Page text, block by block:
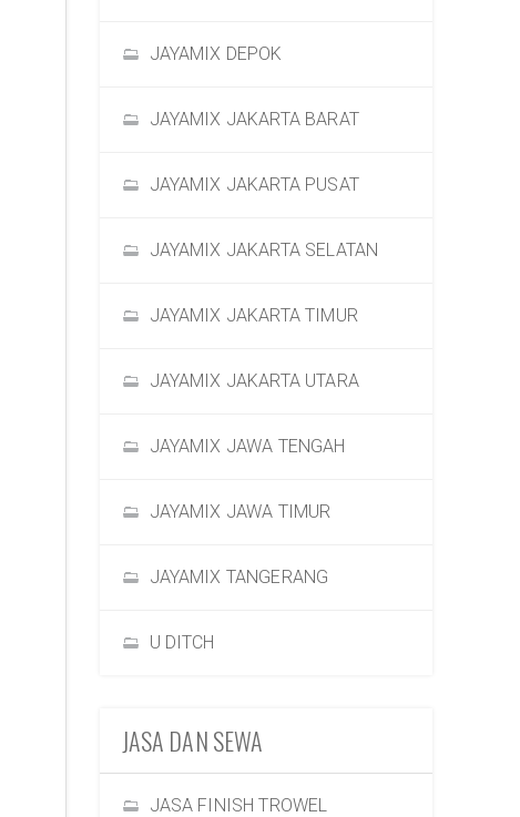
JAYAMIX DEPOK
JAYAMIX JAKARTA BARAT
JAYAMIX JAKARTA PUSAT
JAYAMIX JAKARTA SELATAN
JAYAMIX JAKARTA TIMUR
JAYAMIX JAKARTA UTARA
JAYAMIX JAWA TENGAH
JAYAMIX JAWA TIMUR
JAYAMIX TANGERANG
U DITCH
JASA DAN SEWA
JASA FINISH TROWEL